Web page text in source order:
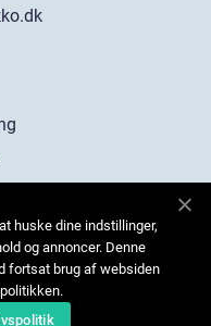
huske dine indstillinger,
og annoncer. Denne
fortsat brug af websiden